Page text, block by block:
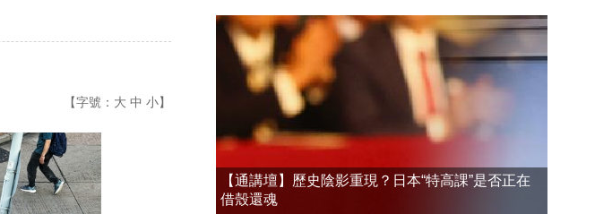
【字號： 大 中 小】
【通講壇】歷史陰影重現？日本“特高課”是否正在
借殼還魂